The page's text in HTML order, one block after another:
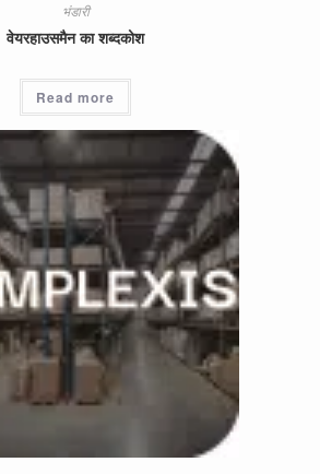
भंडारी
वेयरहाउसमैन का शब्दकोश
Read more